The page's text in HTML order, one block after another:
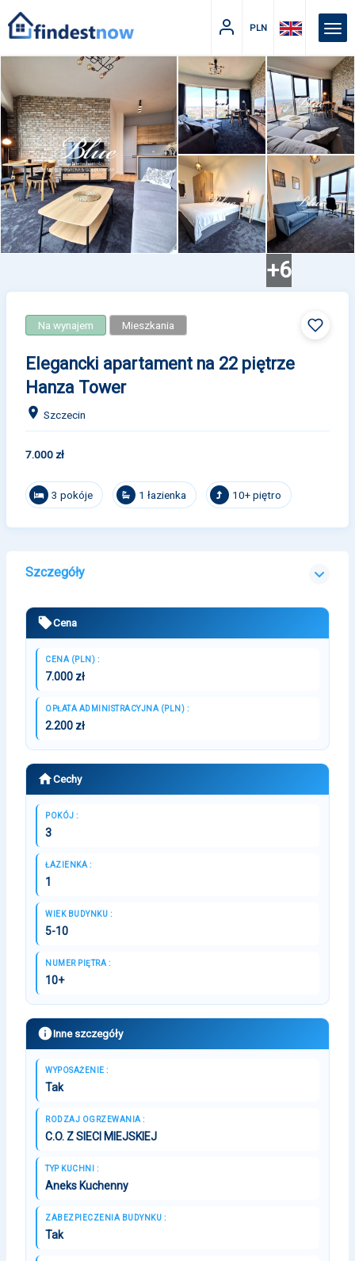
PLN
+6
Na wynajem Mieszkania
Elegancki apartament na 22 piętrze
Hanza Tower
Szczecin
7.000 zł
3 pokóje 1 łazienka 10+ piętro
Szczegóły
Cena
CENA (PLN) :
7.000 zł
OPŁATA ADMINISTRACYJNA (PLN) :
2.200 zł
Cechy
POKÓJ :
3
ŁAZIENKA :
1
WIEK BUDYNKU :
5-10
NUMER PIĘTRA :
10+
Inne szczegóły
WYPOSAŻENIE :
Tak
RODZAJ OGRZEWANIA :
C.O. Z SIECI MIEJSKIEJ
TYP KUCHNI :
Aneks Kuchenny
ZABEZPIECZENIA BUDYNKU :
Tak